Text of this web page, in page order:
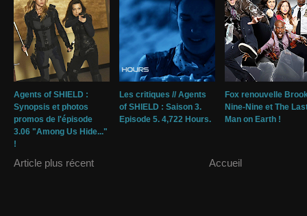
Agents of SHIELD :
Synopsis et photos
promos de l'épisode
3.06 "Among Us Hide..."
!
Les critiques // Agents
of SHIELD : Saison 3.
Episode 5. 4,722 Hours.
Fox renouvelle
Nine-Nine et The
Man on Earth !
Article plus récent Accueil